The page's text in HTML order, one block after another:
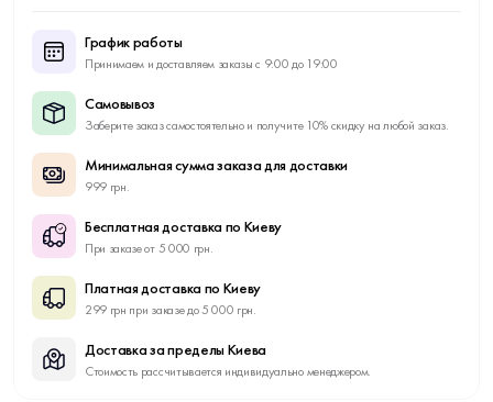
График работы
Принимаем и доставляем заказы с 9:00 до 19:00
Самовывоз
Заберите заказ самостоятельно и получите 10% скидку на любой заказ.
Минимальная сумма заказа для доставки
999 грн.
Бесплатная доставка по Киеву
При заказе от 5 000 грн.
Платная доставка по Киеву
299 грн при заказе до 5 000 грн.
Доставка за пределы Киева
Стоимость рассчитывается индивидуально менеджером.